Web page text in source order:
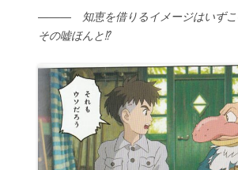
――― 知恵を借りるイメージはいず
その嘘ほんと⁉